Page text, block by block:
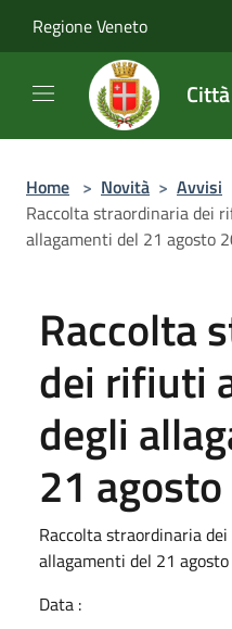
Regione Veneto
Home > Novità > Avvisi
Raccolta straordinaria dei
allagamenti del 21 agosto
Raccolta
dei rifiuti
degli
21
Raccolta straordinaria
allagamenti del 21
Data :